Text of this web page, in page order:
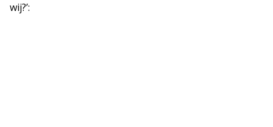
wij?’: